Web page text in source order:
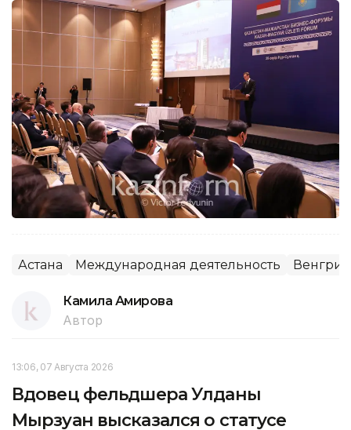
Астана Международная деятельность Венгрия
Камила Амирова
Автор
13:06, 07 Августа 2026
Вдовец фельдшера Улданы
Мырзуан высказался о статусе